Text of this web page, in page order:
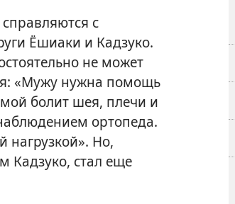
с
Ёшиаки и Кадзуко.
не может
«Мужу нужна помощь
болит шея, плечи и
ортопеда.
нагрузкой». Но,
Кадзуко, стал еще